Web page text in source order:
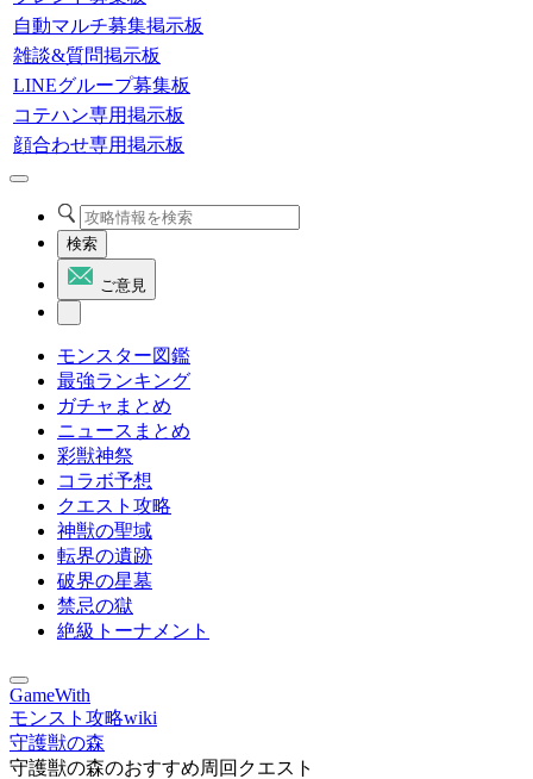
自動マルチ募集掲示板
雑談&質問掲示板
LINEグループ募集板
コテハン専用掲示板
顔合わせ専用掲示板
検索
ご意見
モンスター図鑑
最強ランキング
ガチャまとめ
ニュースまとめ
彩獣神祭
コラボ予想
クエスト攻略
神獣の聖域
転界の遺跡
破界の星墓
禁忌の獄
絶級トーナメント
GameWith
モンスト攻略wiki
守護獣の森
守護獣の森のおすすめ周回クエスト